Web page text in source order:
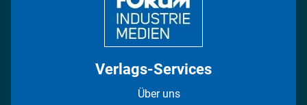
Verlags-Services
Über uns